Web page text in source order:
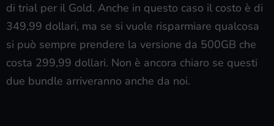
di trial per il Gold. Anche in questo caso il costo è di
349,99 dollari, ma se si vuole risparmiare qualcosa
si può sempre prendere la versione da 500GB che
costa 299,99 dollari. Non è ancora chiaro se questi
due bundle arriveranno anche da noi.